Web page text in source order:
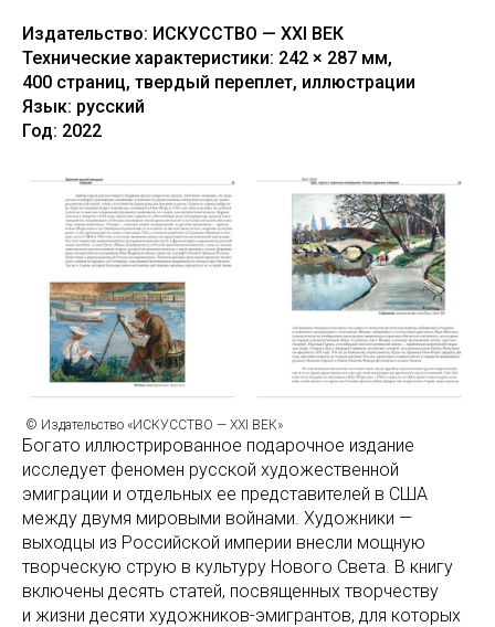
Издательство: ИСКУССТВО — XXI ВЕК
Технические характеристики: 242 × 287 мм,
400 страниц, твердый переплет, иллюстрации
Язык: русский
Год: 2022
© Издательство «ИСКУССТВО — XXI ВЕК»
Богато иллюстрированное подарочное издание
исследует феномен русской художественной
эмиграции и отдельных ее представителей в США
между двумя мировыми войнами. Художники —
выходцы из Российской империи внесли мощную
творческую струю в культуру Нового Света. В книгу
включены десять статей, посвященных творчеству
и жизни десяти художников-эмигрантов, для которых